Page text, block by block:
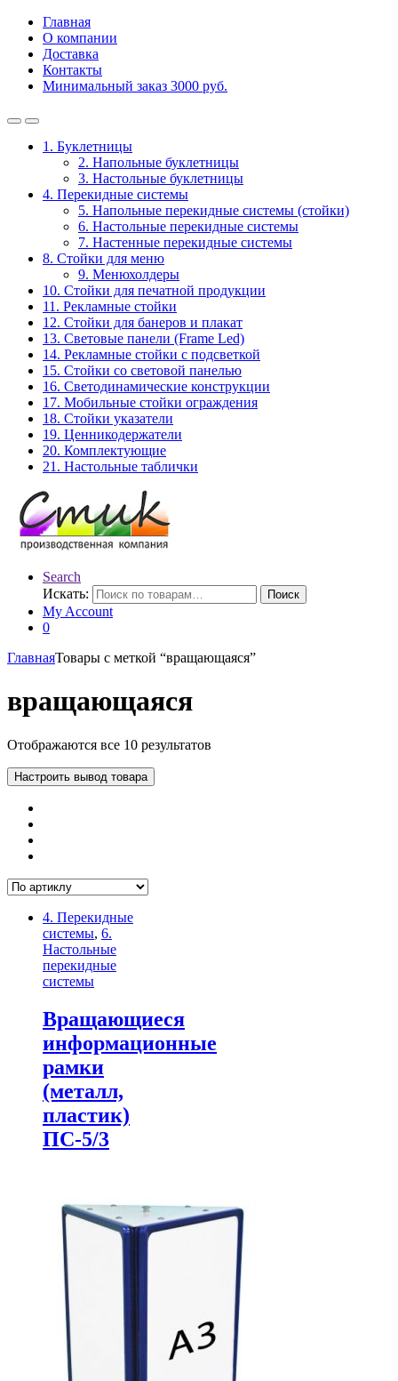
Главная
О компании
Доставка
Контакты
Минимальный заказ 3000 руб.
1. Буклетницы
2. Напольные буклетницы
3. Настольные буклетницы
4. Перекидные системы
5. Напольные перекидные системы (стойки)
6. Настольные перекидные системы
7. Настенные перекидные системы
8. Стойки для меню
9. Менюхолдеры
10. Стойки для печатной продукции
11. Рекламные стойки
12. Стойки для банеров и плакат
13. Световые панели (Frame Led)
14. Рекламные стойки с подсветкой
15. Стойки со световой панелью
16. Светодинамические конструкции
17. Мобильные стойки ограждения
18. Стойки указатели
19. Ценникодержатели
20. Комплектующие
21. Настольные таблички
Search
Искать:
Поиск
My Account
0
ГлавнаяТовары с меткой “вращающаяся”
вращающаяся
Отображаются все 10 результатов
Настроить вывод товара
4. Перекидные
системы, 6.
Настольные
перекидные
системы
Вращающиеся
информационные
рамки
(металл,
пластик)
ПС-5/3